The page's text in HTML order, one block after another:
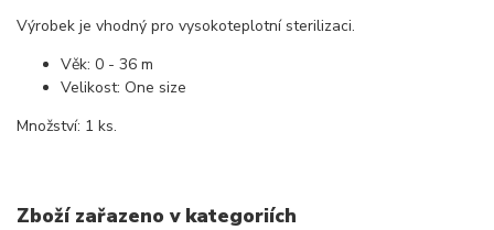
Výrobek je vhodný pro vysokoteplotní sterilizaci.
Věk: 0 - 36 m
Velikost: One size
Množství: 1 ks.
Zboží zařazeno v kategoriích